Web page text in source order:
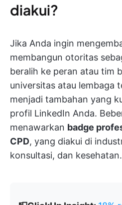
diakui?
Jika Anda ingin
membangun otoritas
beralih ke peran atau tim
universitas atau lembaga
menjadi tambahan yang
profil LinkedIn Anda.
menawarkan badge
CPD, yang diakui di
konsultasi, dan kesehatan.